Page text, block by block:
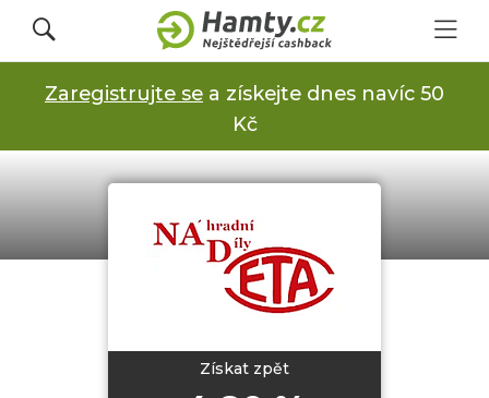
Přihlásit se
Registrovat
Obchody
Zaregistrujte se a získejte dnes navíc 50
Kč
Získat zpět